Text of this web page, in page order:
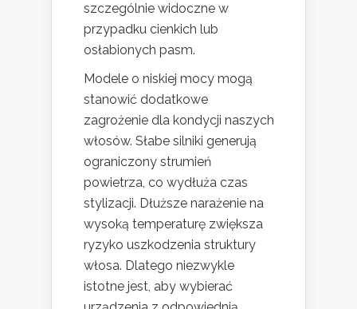
szczególnie widoczne w
przypadku cienkich lub
osłabionych pasm.
Modele o niskiej mocy mogą
stanowić dodatkowe
zagrożenie dla kondycji naszych
włosów. Słabe silniki generują
ograniczony strumień
powietrza, co wydłuża czas
stylizacji. Dłuższe narażenie na
wysoką temperaturę zwiększa
ryzyko uszkodzenia struktury
włosa. Dlatego niezwykle
istotne jest, aby wybierać